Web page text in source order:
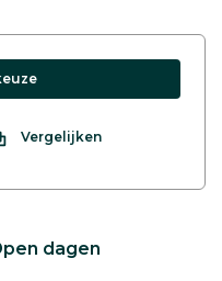
Vergelijken
dagen